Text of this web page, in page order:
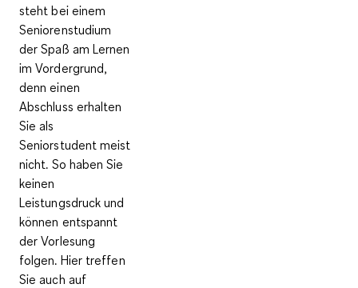
steht bei einem
Seniorenstudium
der Spaß am Lernen
im Vordergrund,
denn einen
Abschluss erhalten
Sie als
Seniorstudent meist
nicht. So haben Sie
keinen
Leistungsdruck und
können entspannt
der Vorlesung
folgen. Hier treffen
Sie auch auf